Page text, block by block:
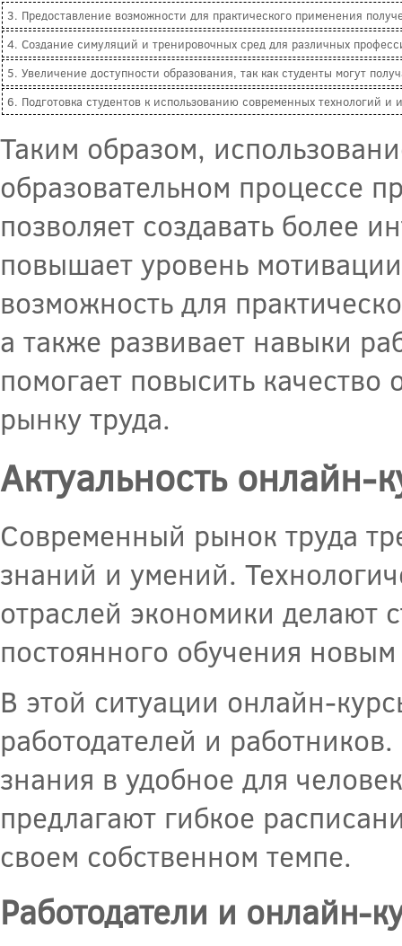
3. Предоставление возможности для практического применения
4. Создание симуляций и тренировочных сред для различных
5. Увеличение доступности образования, так как студенты могут
6. Подготовка студентов к использованию современных технологий
Таким образом,
образовательном процессе
позволяет создавать более
повышает уровень
возможность для
а также развивает навыки
помогает повысить качество
рынку труда.
Актуальность онлайн-
Современный рынок труда
знаний и умений.
отраслей экономики делают
постоянного обучения
В этой ситуации онлайн-
работодателей и
знания в удобное для
предлагают гибкое
своем собственном темпе.
Работодатели и онлайн-